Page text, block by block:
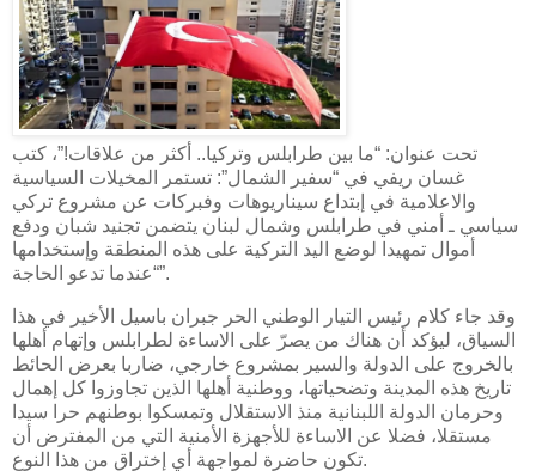
تحت عنوان: “ما بين طرابلس وتركيا.. أكثر من علاقات!”، كتب
غسان ريفي في “سفير الشمال”: تستمر المخيلات السياسية
والاعلامية في إبتداع سيناريوهات وفبركات عن مشروع تركي
سياسي ـ أمني في طرابلس وشمال لبنان يتضمن تجنيد شبان ودفع
أموال تمهيدا لوضع اليد التركية على هذه المنطقة وإستخدامها
“عندما تدعو الحاجة”.
وقد جاء كلام رئيس التيار الوطني الحر جبران باسيل الأخير في هذا
السياق، ليؤكد أن هناك من يصرّ على الاساءة لطرابلس وإتهام أهلها
بالخروج على الدولة والسير بمشروع خارجي، ضاربا بعرض الحائط
تاريخ هذه المدينة وتضحياتها، ووطنية أهلها الذين تجاوزوا كل إهمال
وحرمان الدولة اللبنانية منذ الاستقلال وتمسكوا بوطنهم حرا سيدا
مستقلا، فضلا عن الاساءة للأجهزة الأمنية التي من المفترض أن
تكون حاضرة لمواجهة أي إختراق من هذا النوع.